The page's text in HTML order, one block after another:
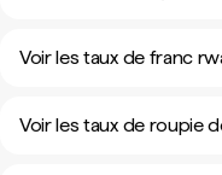
Voir les taux de franc
Voir les taux de roupie